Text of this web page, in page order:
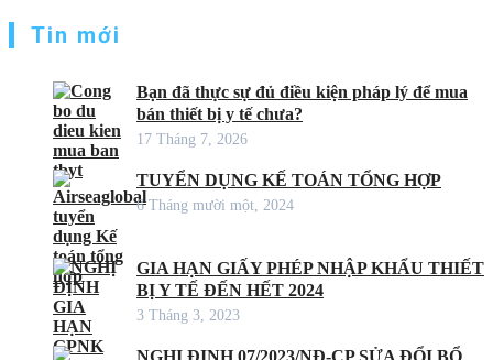
Tin mới
Bạn đã thực sự đủ điều kiện pháp lý để mua
bán thiết bị y tế chưa?
17 Tháng 7, 2026
TUYỂN DỤNG KẾ TOÁN TỔNG HỢP
6 Tháng mười một, 2024
GIA HẠN GIẤY PHÉP NHẬP KHẨU THIẾT
BỊ Y TẾ ĐẾN HẾT 2024
3 Tháng 3, 2023
NGHỊ ĐỊNH 07/2023/NĐ-CP SỬA ĐỔI BỔ